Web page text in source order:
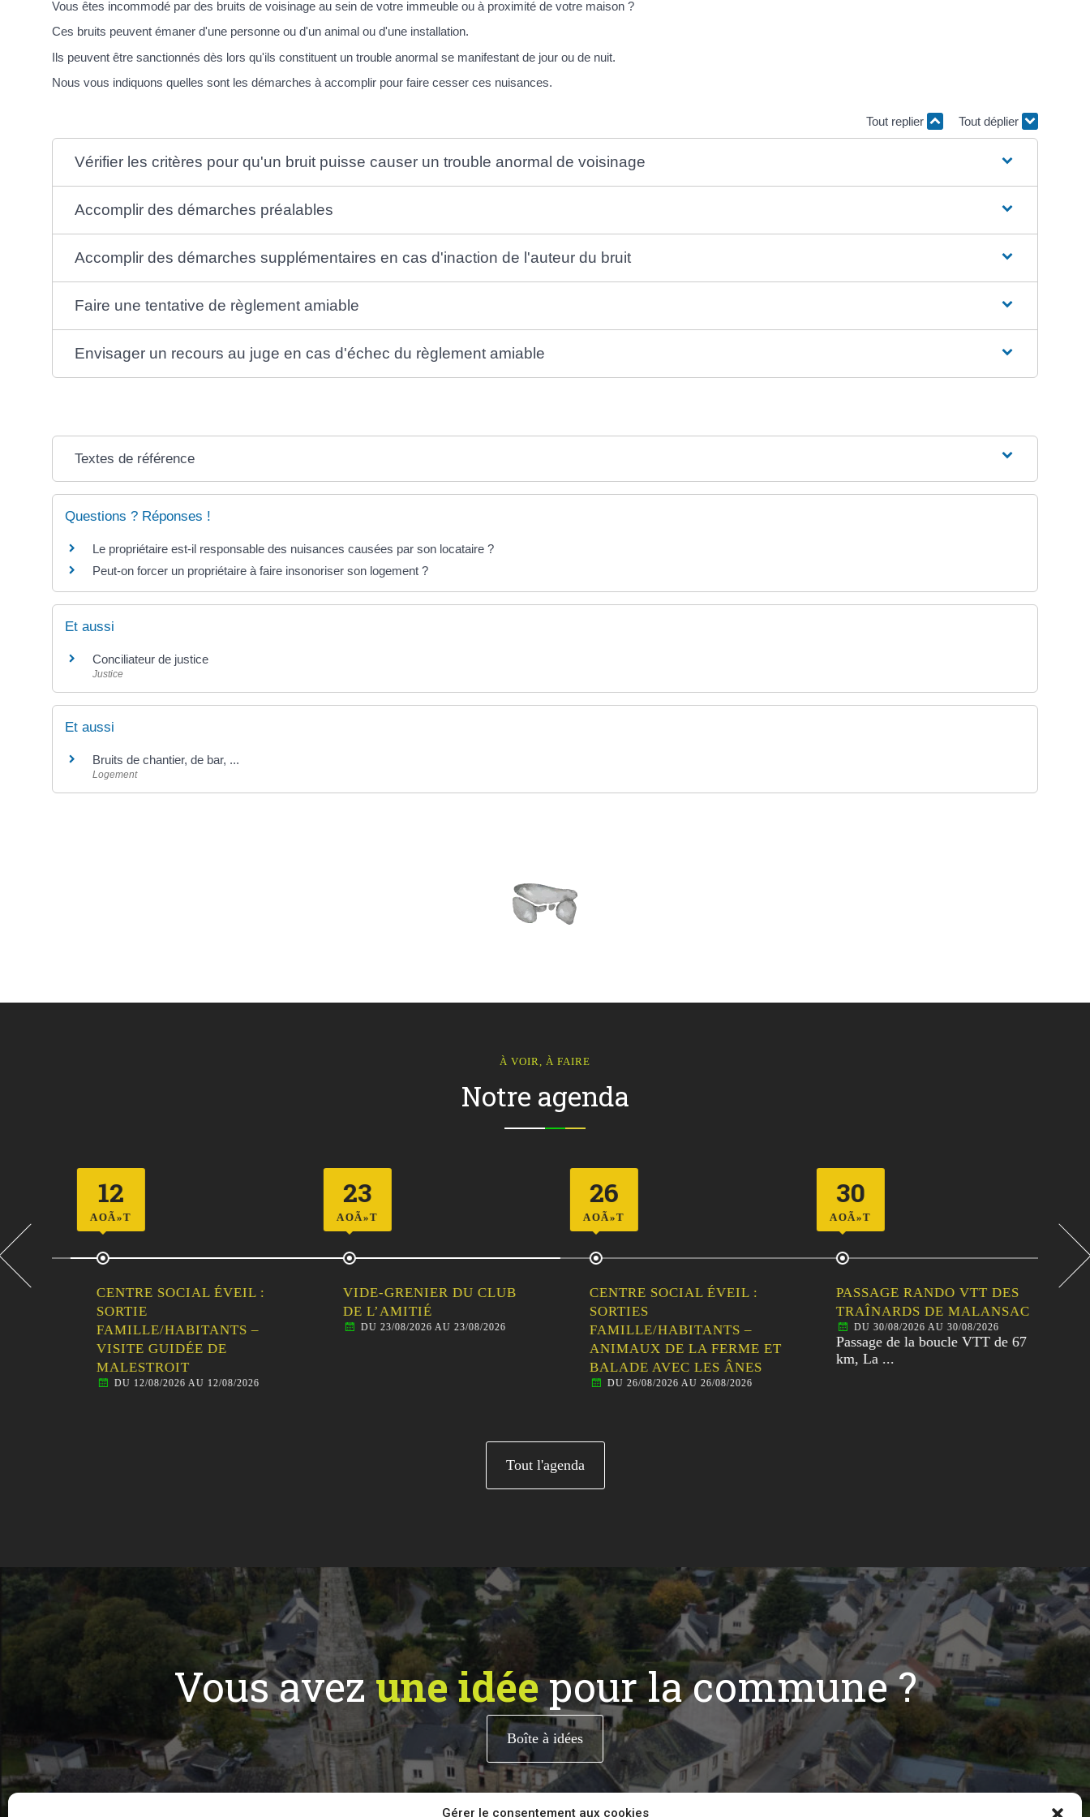
Gérer le consentement aux cookies
Vous êtes incommodé par des bruits de voisinage au sein de votre immeuble ou à proximité de votre maison ?
Ces bruits peuvent émaner d'une personne ou d'un animal ou d'une installation.
Ils peuvent être sanctionnés dès lors qu'ils constituent un trouble anormal se manifestant de jour ou de nuit.
Nous vous indiquons quelles sont les démarches à accomplir pour faire cesser ces nuisances.
Tout replier Tout déplier
Vérifier les critères pour qu'un bruit puisse causer un trouble anormal de voisinage
Accomplir des démarches préalables
Accomplir des démarches supplémentaires en cas d'inaction de l'auteur du bruit
Faire une tentative de règlement amiable
Envisager un recours au juge en cas d'échec du règlement amiable
Textes de référence
Questions ? Réponses !
Le propriétaire est-il responsable des nuisances causées par son locataire ?
Peut-on forcer un propriétaire à faire insonoriser son logement ?
Et aussi
Conciliateur de justice
Justice
Et aussi
Bruits de chantier, de bar, ...
Logement
À VOIR, À FAIRE
Notre agenda
12
AOÃ»T
CENTRE SOCIAL ÉVEIL :
SORTIE
FAMILLE/HABITANTS –
VISITE GUIDÉE DE
MALESTROIT
DU 12/08/2026 AU 12/08/2026
23
AOÃ»T
VIDE-GRENIER DU CLUB
DE L’AMITIÉ
DU 23/08/2026 AU 23/08/2026
26
AOÃ»T
CENTRE SOCIAL ÉVEIL :
SORTIES
FAMILLE/HABITANTS –
ANIMAUX DE LA FERME ET
BALADE AVEC LES ÂNES
DU 26/08/2026 AU 26/08/2026
30
AOÃ»T
PASSAGE RANDO VTT DES
TRAÎNARDS DE MALANSAC
DU 30/08/2026 AU 30/08/2026
Passage de la boucle VTT de 67
km, La ...
Tout l'agenda
Vous avezune idéepour la commune ?
Boîte à idées